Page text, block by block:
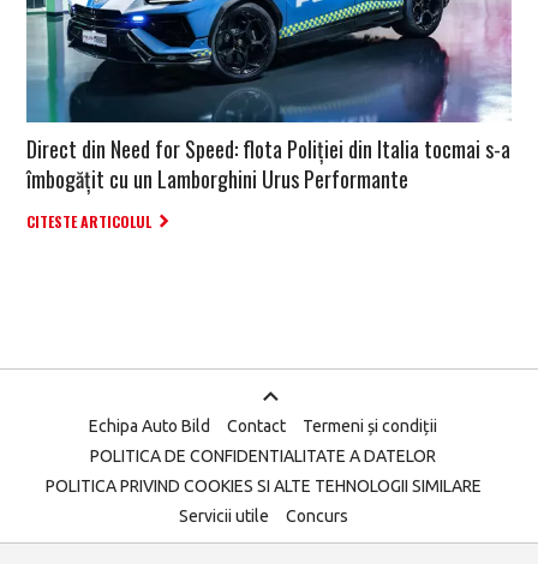
Direct din Need for Speed: flota Poliției din Italia tocmai s-a
îmbogățit cu un Lamborghini Urus Performante
CITESTE ARTICOLUL
Echipa Auto Bild Contact
Termeni și condiții
POLITICA DE CONFIDENTIALITATE A DATELOR
POLITICA PRIVIND COOKIES SI ALTE TEHNOLOGII SIMILARE
Servicii utile
Concurs